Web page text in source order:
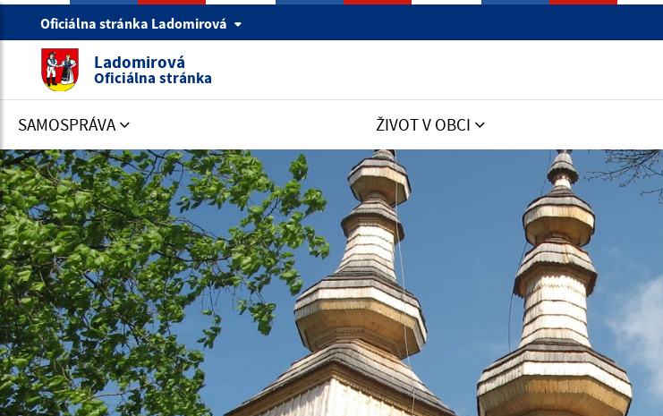
Oficiálna stránka Ladomirová
Ladomirová
Oficiálna stránka
SAMOSPRÁVA ŽIVOT V OBCI